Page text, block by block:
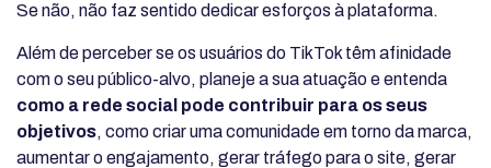
Se não, não faz sentido dedicar esforços à plataforma.
Além de perceber se os usuários do TikTok têm afinidade
com o seu público-alvo, planeje a sua atuação e entenda
como a rede social pode contribuir para os seus
objetivos, como criar uma comunidade em torno da marca,
aumentar o engajamento, gerar tráfego para o site, gerar